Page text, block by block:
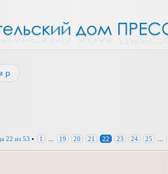
22 из 53 • 1 19 20 21 22 23 24 25